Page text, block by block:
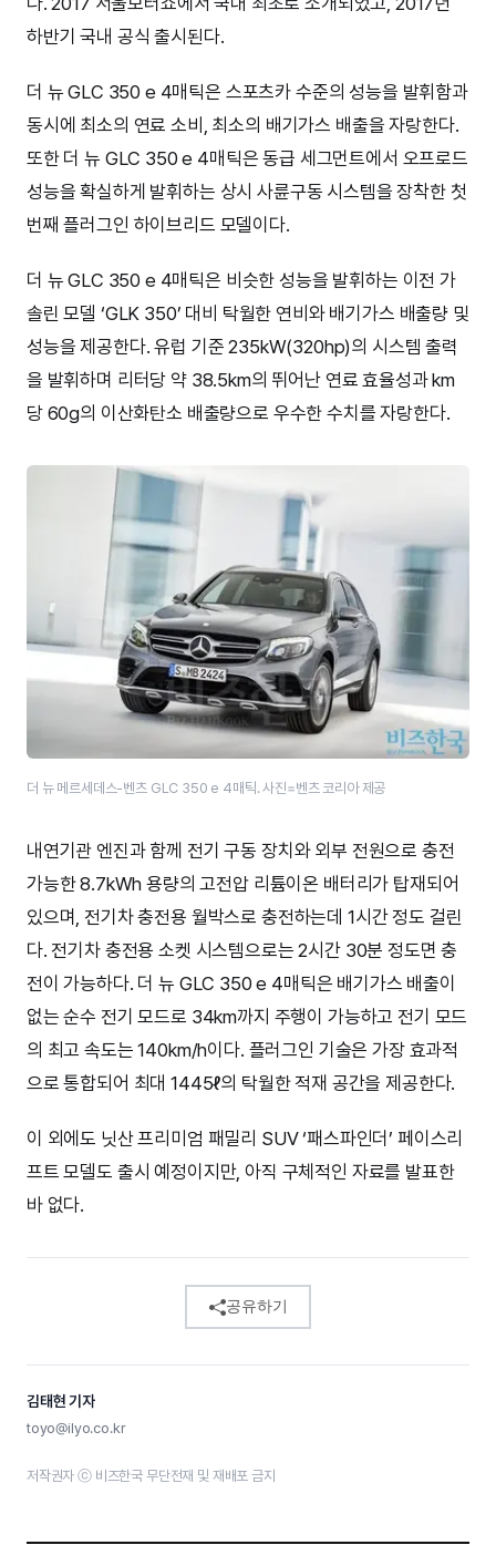
하반기 국내 공식 출시된다.
더 뉴 GLC 350 e 4매틱은 스포츠카 수준의 성능을 발휘함과
동시에 최소의 연료 소비, 최소의 배기가스 배출을 자랑한다.
또한 더 뉴 GLC 350 e 4매틱은 동급 세그먼트에서 오프로드
성능을 확실하게 발휘하는 상시 사륜구동 시스템을 장착한 첫
번째 플러그인 하이브리드 모델이다.
더 뉴 GLC 350 e 4매틱은 비슷한 성능을 발휘하는 이전 가
솔린 모델 ‘GLK 350’ 대비 탁월한 연비와 배기가스 배출량 및
성능을 제공한다. 유럽 기준 235kW(320hp)의 시스템 출력
을 발휘하며 리터당 약 38.5km의 뛰어난 연료 효율성과 km
당 60g의 이산화탄소 배출량으로 우수한 수치를 자랑한다.
더 뉴 메르세데스-벤츠 GLC 350 e 4매틱. 사진=벤츠 코리아 제공
내연기관 엔진과 함께 전기 구동 장치와 외부 전원으로 충전
가능한 8.7kWh 용량의 고전압 리튬이온 배터리가 탑재되어
있으며, 전기차 충전용 월박스로 충전하는데 1시간 정도 걸린
다. 전기차 충전용 소켓 시스템으로는 2시간 30분 정도면 충
전이 가능하다. 더 뉴 GLC 350 e 4매틱은 배기가스 배출이
없는 순수 전기 모드로 34km까지 주행이 가능하고 전기 모드
의 최고 속도는 140km/h이다. 플러그인 기술은 가장 효과적
으로 통합되어 최대 1445ℓ의 탁월한 적재 공간을 제공한다.
이 외에도 닛산 프리미엄 패밀리 SUV ‘패스파인더’ 페이스리
프트 모델도 출시 예정이지만, 아직 구체적인 자료를 발표한
바 없다.
공유하기
김태현 기자
toyo@ilyo.co.kr
저작권자 ⓒ 비즈한국 무단전재 및 재배포 금지